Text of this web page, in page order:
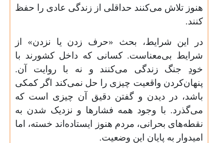
هنوز تلاش می‌کنند حداقلی از زندگی عادی را حفظ
کنند.
در این شرایط، بحث «حرف زدن یا نزدن» از
شرایط بی‌معناست. کسانی که داخل کشورند با
خودِ جنگ زندگی می‌کنند و نه با روایت آن.
پنهان‌کردن واقعیت چیزی را حل نمی‌کند اگر کمکی
باشد، در دیدن و گفتن دقیق آن چیزی است که
می‌گذرد. با وجود همه فشارها و نزدیک شدن به
نقطه‌های بحرانی، مردم هنوز ایستاده‌اند خسته، اما
امیدوار به پایان این وضعیت.